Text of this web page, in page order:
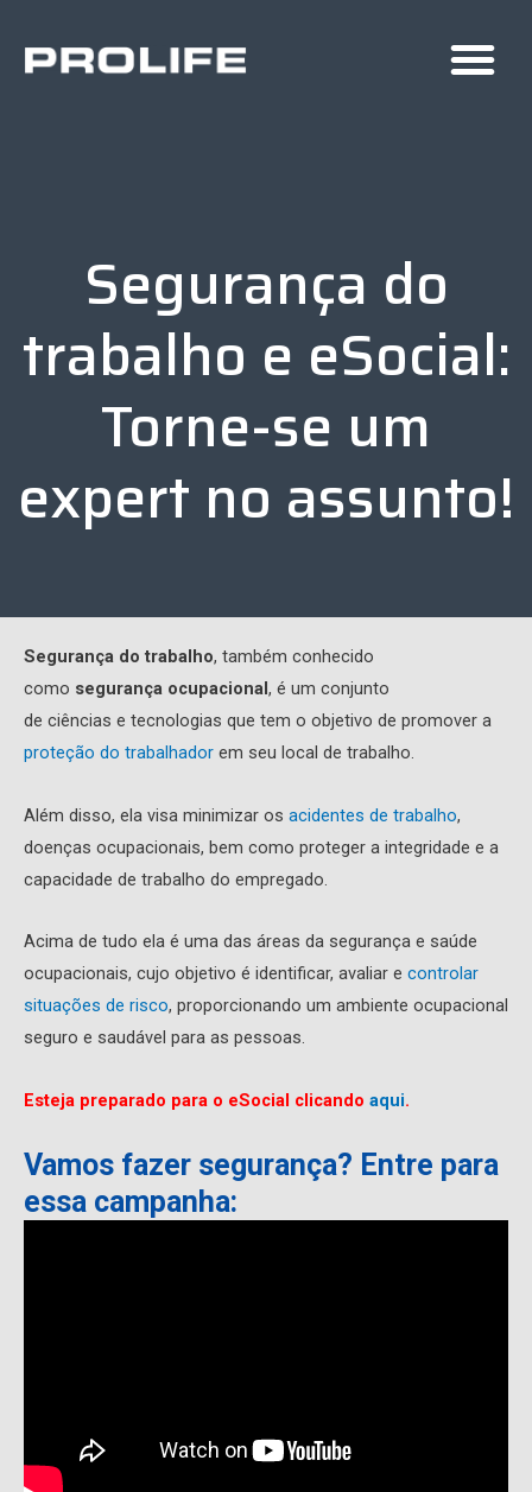
Segurança do
trabalho e eSocial:
Torne-se um
expert no assunto!
Segurança do trabalho, também conhecido
como segurança ocupacional, é um conjunto
de ciências e tecnologias que tem o objetivo de promover a
proteção do trabalhador em seu local de trabalho.
Além disso, ela visa minimizar os acidentes de trabalho,
doenças ocupacionais, bem como proteger a integridade e a
capacidade de trabalho do empregado.
Acima de tudo ela é uma das áreas da segurança e saúde
ocupacionais, cujo objetivo é identificar, avaliar e controlar
situações de risco, proporcionando um ambiente ocupacional
seguro e saudável para as pessoas.
Esteja preparado para o eSocial clicando aqui.
Vamos fazer segurança? Entre para
essa campanha: